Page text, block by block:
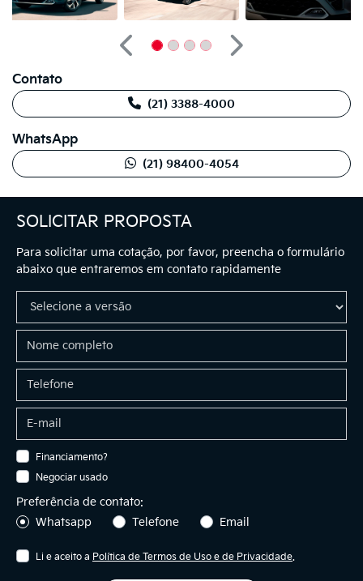
SOLICITAR PROPOSTA
Para solicitar uma cotação, por favor, preencha o formulário
abaixo que entraremos em contato rapidamente
Financiamento?
Negociar usado
Preferência de contato:
Whatsapp
Telefone Email
Li e aceito a Política de Termos de Uso e de Privacidade.
Anterior
Próximo
Contato
(21) 3388-4000
WhatsApp
(21) 98400-4054